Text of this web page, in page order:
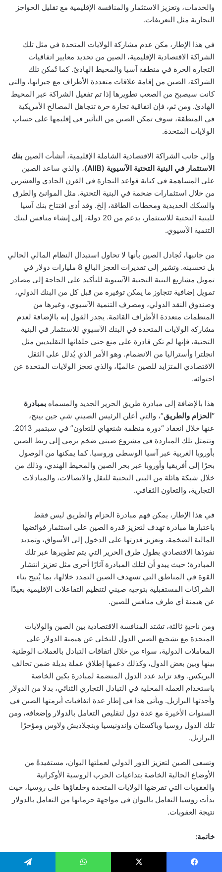
والخدمات، وتعزيز الاستثمار والمنافسة الإقليمية مع تقليل الحواجز
التجارية مثل التعريفات.
في هذا الإطار، مكن عدم مشاركة الولايات المتحدة في مثل تلك
الشراكة الاقتصادية الإقليمية، الصين من تحديد معايير اتفاقيات
التجارة الحرة في منطقة آسيا والمحيط الهادئ. كما تُمكن تلك
الشراكة، الصين من إقامة علاقات متعددة الأطراف مع جيرانها، والتي
كانت سيصبح من الصعب تطويرها إذا تم تفعيل الشراكة عبر المحيط
الهادئ. ومن ثم، فإن اتفاقية تجارة حرة تتجاهل المصالح الأمريكية
في المنطقة، سوف تمكن الصين من التأثير في إقليمها على حساب
الولايات المتحدة.
وإلى جانب الشراكة الاقتصادية الشاملة الإقليمية، أنشأت الصين بنك
الاستثمار في البنية التحتية الآسيوية (AIIB)
، والذي ساعد الصين
على المساهمة في كتابة قواعد التجارة في القرن الحادي والعشرين
من خلال استثمارات ضخمة في البنية التحتية. مثل الموانئ والطرق
والسكك الحديدية ومحطات الطاقة، إلخ. وقد أدى افتتاح بنك آسيا
للبنية التحتية للاستثمار، بدعم من 20 دولة، إلى إنشاء منافس لبنك
التنمية الآسيوي.
من جانبها، تُجادل الصين بأنها لا تحاول استبدال النظام المالي الحالي
بل تحسينه. وتشير إلى تقديرات العجز البالغ 8 مليارات دولار في
تمويل مشاريع البنية التحتية الآسيوية للتأكيد على الحاجة إلى مصادر
تمويل إضافية تتجاوز ما يمكن توفيره من قبل كل من البنك الدولي،
وصندوق النقد الدولي، ومصرف التنمية الآسيوي، وغيرها من
المنظمات متعددة الأطراف القائمة. يجدر القول إنه بالإضافة لعدم
مشاركة الولايات المتحدة في البنك الآسيوي للاستثمار في البنية
التحتية، فإنها لم تكن قادرة على منع حتى حلفائها التقليديين مثل
انجلترا وأستراليا من الانضمام. وهو الأمر الذي يُدلل على الثقل
الاقتصادي المتزايد للصين عالميًا، والذي تعجز الولايات المتحدة عن
احتوائه.
هذا بالإضافة إلى مبادرة طريق الحرير الجديد والمسماه بمبادرة
“الحزام والطريق“، والتي أعلن الرئيس الصيني شي جين بينج،
عنها خلال انعقاد “دورة منظمة شنغهاي للتعاون” في سبتمبر 2013.
وتتمثل تلك المباردة في مشروع صيني ضخم يرمي إلى ربط الصين
بأوروبا الغربية عبر آسيا الوسطى وروسيا. كما يمكنها من الوصول
بحرًا إلى أفريقيا وأوروبا عبر بحر الصين والمحيط الهندي، وذلك من
خلال شبكة هائلة من البنى التحتية للنقل والاتصالات، والمبادلات
التجارية، والتعاون الثقافي.
في هذا الإطار، يمكن فهم مبادرة الحزام والطريق ليس فقط
باعتبارها مبادرة تهدف لتعزيز قدرة الصين على استثمار فوائضها
المالية الضخمة، وتعزيز قدرتها على الدخول إلى الأسواق، وتمديد
نفوذها الاقتصادي بطول طرق الحرير التي يتم تطويرها عبر تلك
المبادرة؛ حيث يبدو أن لتلك المبادرة آثارًا أخرى مثل تعزيز انتشار
القوة في المناطق التي تسهدف الصين التمدد خلالها، بما يُتيح بناء
الشراكات المستقبلية بتوجيه صيني لتنظيم التفاعلات الإقليمية بعيدًا
عن هيمنة أي طرف منافس للصين.
ومن ناحيةٍ ثالثة، تشتد المنافسة الاقتصادية بين الصين والولايات
المتحدة مع تشجيع الصين الدول للتخلي عن هيمنة الدولار على
المعاملات الدولية، سواء من خلال اتفاقات التبادل بالعملات الوطنية
بينها وبين بعض الدول، وكذلك دعمها إطلاق عملة بديلة ضمن تحالف
البريكس. وقد تزايد عدد الدول المنضمة لمبادرة بكين الخاصة
باستخدام العملة المحلية في التبادل التجاري الثنائي، بدلا من الدولار
وأحدثها البرازيل. ويأتي هذا في إطار عدة اتفاقيات أبرمتها الصين في
السنوات الأخيرة مع عدة دول لتقليص التعامل بالدولار وإضعافه، ومن
تلك الدول روسيا وباكستان وإندونيسيا وبنجلاديش ولاوس ومؤخرًا
البرازيل.
وتسعى الصين لتعزيز الدور الدولي لعملتها اليوان، مستفيدةً من
الأوضاع الحالية الخاصة بتداعيات الحرب الروسية الأوكرانية
والعقوبات التي تفرضها الولايات المتحدة وحلفاؤها على روسيا، حيث
بدأت روسيا التعامل باليوان في مواجهة حرمانها من التعامل بالدولار
نتيجة العقوبات.
خاتمة:
تمتد تأثيرات الحرب التجارية الصينية الأمريكية، والتنافس بين البلدين